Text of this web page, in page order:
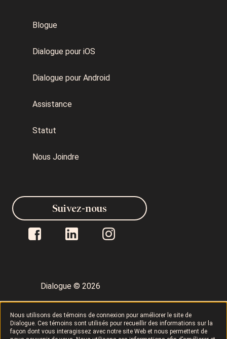
Nous utilisons des témoins de connexion pour améliorer le site de
Dialogue. Ces témoins sont utilisés pour recueillir des informations sur la
façon dont vous interagissez avec notre site Web et nous permettent de
Blogue
Dialogue pour iOS
Dialogue pour Android
Assistance
Statut
Nous Joindre
Dialogue © 2026
Politique de confidentialité
Suivez-nous